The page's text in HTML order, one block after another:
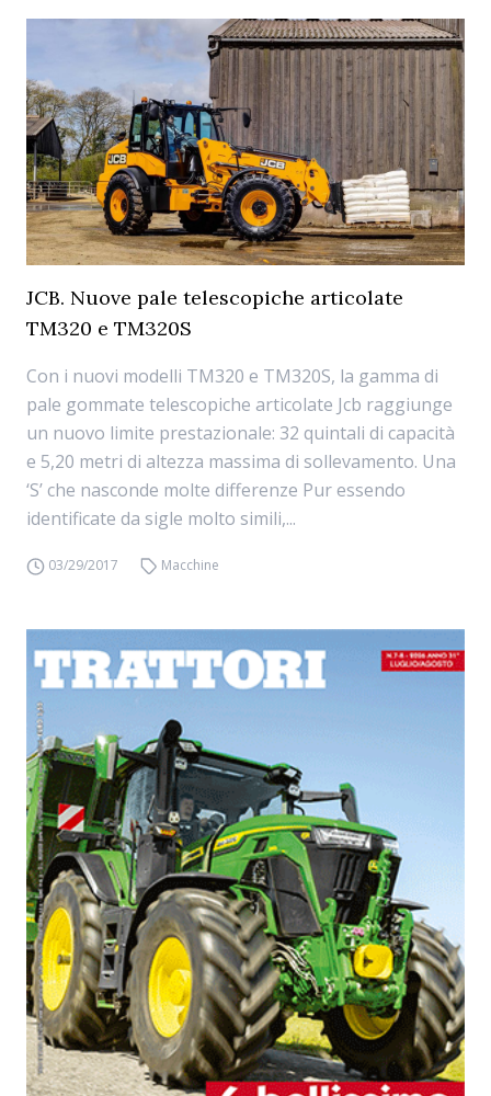
JCB. Nuove pale telescopiche articolate
TM320 e TM320S
Con i nuovi modelli TM320 e TM320S, la gamma di
pale gommate telescopiche articolate Jcb raggiunge
un nuovo limite prestazionale: 32 quintali di capacità
e 5,20 metri di altezza massima di sollevamento. Una
‘S’ che nasconde molte differenze Pur essendo
identificate da sigle molto simili,...
03/29/2017 Macchine